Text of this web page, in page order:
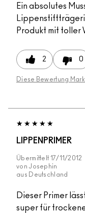
Ein absolutes
Produkt mit toller
2 0
Diese Bewertung
LIPPENPRIMER
Übermittelt 17/11/2012
von Josephin
aus
Deutschland
Dieser Primer
super für